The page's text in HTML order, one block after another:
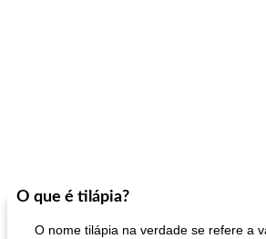
O que é tilápia?
O nome tilápia na verdade se refere a